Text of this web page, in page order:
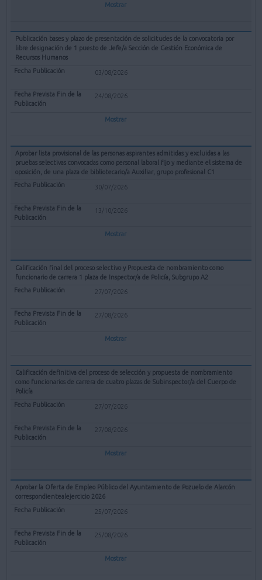
Mostrar
Publicación bases y plazo de presentación de solicitudes de la convocatoria por
libre designación de 1 puesto de Jefe/a Sección de Gestión Económica de
Recursos Humanos
03/08/2026
24/08/2026
Mostrar
Aprobar lista provisional de las personas aspirantes admitidas y excluidas a las
pruebas selectivas convocadas como personal laboral fijo y mediante el sistema de
oposición, de una plaza de bibliotecario/a Auxiliar, grupo profesional C1
30/07/2026
13/10/2026
Mostrar
Calificación final del proceso selectivo y Propuesta de nombramiento como
funcionario de carrera 1 plaza de Inspector/a de Policía, Subgrupo A2
27/07/2026
27/08/2026
Mostrar
Calificación definitiva del proceso de selección y propuesta de nombramiento
como funcionarios de carrera de cuatro plazas de Subinspector/a del Cuerpo de
Policía
27/07/2026
27/08/2026
Mostrar
Aprobar la Oferta de Empleo Público del Ayuntamiento de Pozuelo de Alarcón
correspondientealejercicio 2026
25/07/2026
25/08/2026
Mostrar